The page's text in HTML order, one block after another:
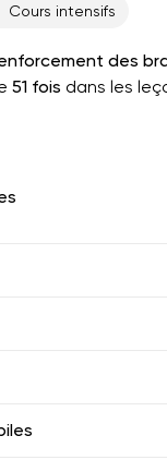
Cours intensifs
des
51 fois dans les